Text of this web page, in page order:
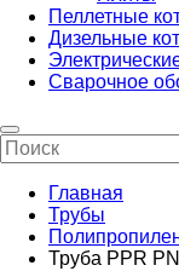
Пеллетные
Дизельные
Сварочное
Главная
Трубы
Труба PPR